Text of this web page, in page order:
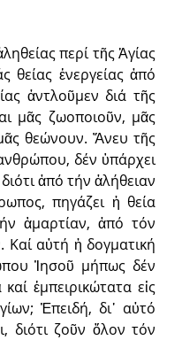
περί τῆς Ἁγίας
θείας ἐνεργείας ἀπό
ἀντλοῦμεν διά τῆς
μᾶς ζωοποιοῦν, μᾶς
θεώνουν. Ἄνευ τῆς
δέν ὑπάρχει
ἀπό τήν ἀλήθειαν
πηγάζει ἡ θεία
ἁμαρτίαν, ἀπό τόν
αὐτή ἡ δογματική
Ἰησοῦ μήπως δέν
ἐμπειρικώτατα εἰς
Ἐπειδή, δι᾽ αὐτό
διότι ζοῦν ὅλον τόν